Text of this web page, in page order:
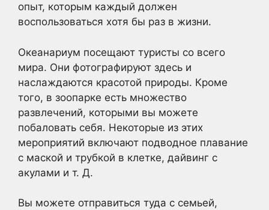
опыт, которым каждый должен
воспользоваться хотя бы раз в жизни.
Океанариум посещают туристы со всего
мира. Они фотографируют здесь и
наслаждаются красотой природы. Кроме
того, в зоопарке есть множество
развлечений, которыми вы можете
побаловать себя. Некоторые из этих
мероприятий включают подводное плавание
с маской и трубкой в клетке, дайвинг с
акулами и т. Д.
Вы можете отправиться туда с семьей,